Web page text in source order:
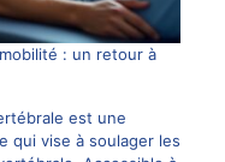
: un retour à
est une
qui vise à soulager les